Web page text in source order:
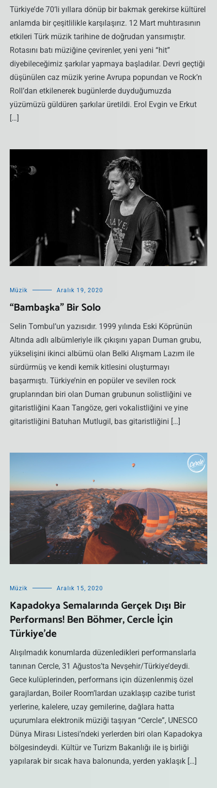
Türkiye’de 70’li yıllara dönüp bir bakmak gerekirse kültürel
anlamda bir çeşitlilikle karşılaşırız. 12 Mart muhtırasının
etkileri Türk müzik tarihine de doğrudan yansımıştır.
Rotasını batı müziğine çevirenler, yeni yeni “hit”
diyebileceğimiz şarkılar yapmaya başladılar. Devri geçtiği
düşünülen caz müzik yerine Avrupa popundan ve Rock’n
Roll’dan etkilenerek bugünlerde duyduğumuzda
yüzümüzü güldüren şarkılar üretildi. Erol Evgin ve Erkut
[…]
Müzik Aralık 19, 2020
“Bambaşka” Bir Solo
Selin Tombul’un yazısıdır. 1999 yılında Eski Köprünün
Altında adlı albümleriyle ilk çıkışını yapan Duman grubu,
yükselişini ikinci albümü olan Belki Alışmam Lazım ile
sürdürmüş ve kendi kemik kitlesini oluşturmayı
başarmıştı. Türkiye’nin en popüler ve sevilen rock
gruplarından biri olan Duman grubunun solistliğini ve
gitaristliğini Kaan Tangöze, geri vokalistliğini ve yine
gitaristliğini Batuhan Mutlugil, bas gitaristliğini […]
Müzik Aralık 15, 2020
Kapadokya Semalarında Gerçek Dışı Bir
Performans! Ben Böhmer, Cercle İçin
Türkiye’de
Alışılmadık konumlarda düzenledikleri performanslarla
tanınan Cercle, 31 Ağustos’ta Nevşehir/Türkiye’deydi.
Gece kulüplerinden, performans için düzenlenmiş özel
garajlardan, Boiler Room’lardan uzaklaşıp cazibe turist
yerlerine, kalelere, uzay gemilerine, dağlara hatta
uçurumlara elektronik müziği taşıyan “Cercle”, UNESCO
Dünya Mirası Listesi’ndeki yerlerden biri olan Kapadokya
bölgesindeydi. Kültür ve Turizm Bakanlığı ile iş birliği
yapılarak bir sıcak hava balonunda, yerden yaklaşık […]